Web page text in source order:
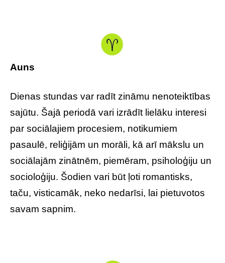
Auns
Dienas stundas var radīt zināmu nenoteiktības
sajūtu. Šajā periodā vari izrādīt lielāku interesi
par sociālajiem procesiem, notikumiem
pasaulē, reliģijām un morāli, kā arī mākslu un
sociālajām zinātnēm, piemēram, psiholoģiju un
socioloģiju. Šodien vari būt ļoti romantisks,
taču, visticamāk, neko nedarīsi, lai pietuvotos
savam sapnim.